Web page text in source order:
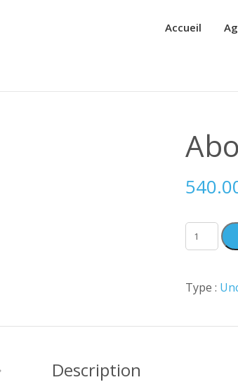
Accueil
Type :
Description